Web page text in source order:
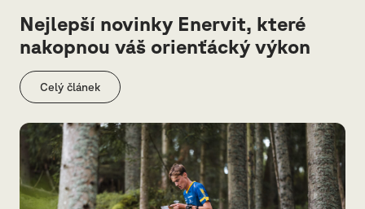
Nejlepší novinky Enervit, které
nakopnou váš orienťácký výkon
Celý článek